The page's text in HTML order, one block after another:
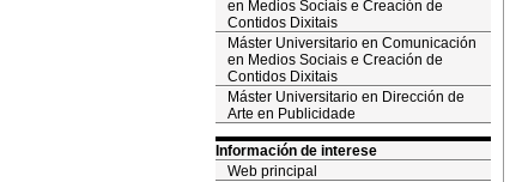
en Medios Sociais e Creación de
Contidos Dixitais
Máster Universitario en Comunicación
en Medios Sociais e Creación de
Contidos Dixitais
Máster Universitario en Dirección de
Arte en Publicidade
Información de interese
Web principal